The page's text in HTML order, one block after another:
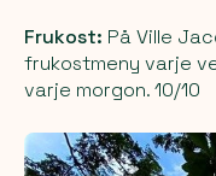
Frukost: På Ville
frukostmeny varje
varje morgon. 10/10